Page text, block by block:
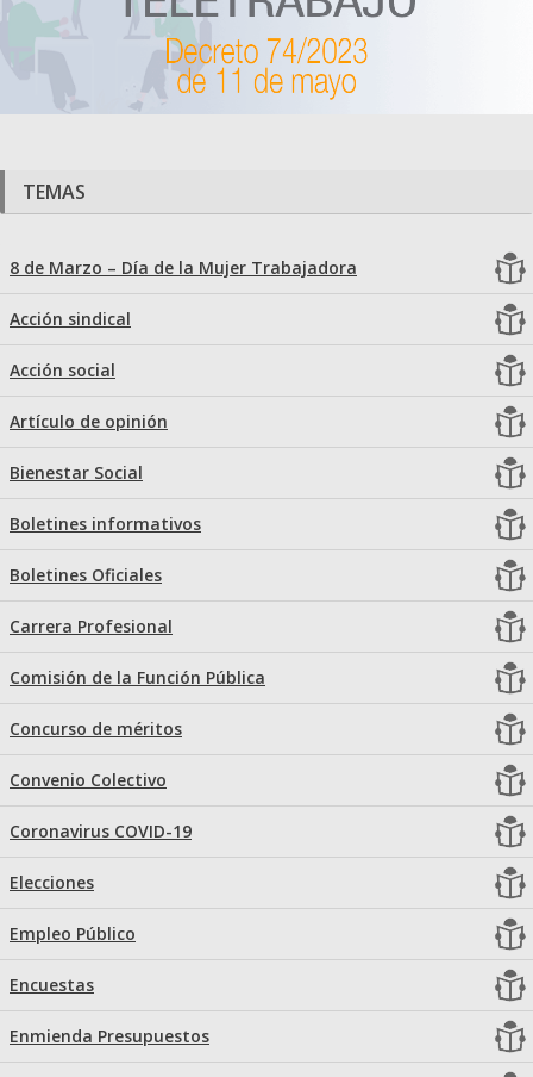
TEMAS
8 de Marzo – Día de la Mujer Trabajadora
Acción sindical
Acción social
Artículo de opinión
Bienestar Social
Boletines informativos
Boletines Oficiales
Carrera Profesional
Comisión de la Función Pública
Concurso de méritos
Convenio Colectivo
Coronavirus COVID-19
Elecciones
Empleo Público
Encuestas
Enmienda Presupuestos